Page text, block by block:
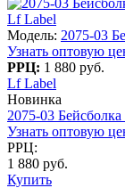
Lf Label
Модель: 2075-03
Узнать оптовую
РРЦ: 1 880 руб.
Lf Label
Новинка
2075-03
Узнать оптовую
РРЦ:
1 880 руб.
Купить